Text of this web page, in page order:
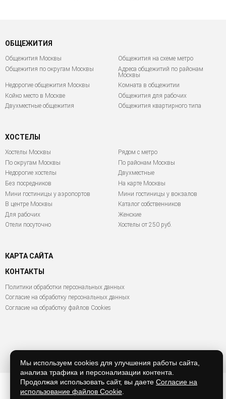
ОБЩЕЖИТИЯ
Общежития Москвы
Общежития на схеме метро
Общежития по округам Москвы
Адреса общежитий по районам
Москвы
Недорогие общежития Москвы
Комната в общежитии
Койко место в Москве
Общежития для рабочих
Двухместные общежития
Общежития квартирного типа
ХОСТЕЛЫ
Хостелы Москвы
По округам Москвы
Недорогие хостелы
Без посредников
Мини гостиницы у аэропортов
В центре Москвы
Для рабочих
Отели посуточно
Рядом с метро
По районам Москвы
Двухместные
На карте Москвы
Мини гостиницы у вокзалов
Каталог собственников
Женские
Хостелы от 250 руб.
КАРТА САЙТА
КОНТАКТЫ
Политики обработки персональных данных
Согласие на обработку персональных данных
Согласие на обработку файлов Cookies
Мы используем cookies для улучшения работы сайта,
анализа трафика и персонализации контента.
Продолжая использовать сайт, вы даете Согласие на
использование файлов Cookie